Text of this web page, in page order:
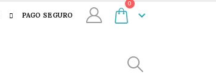
PAGO SEGURO
0